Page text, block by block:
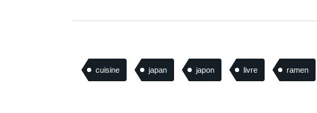
cuisine japan japon livre ramen